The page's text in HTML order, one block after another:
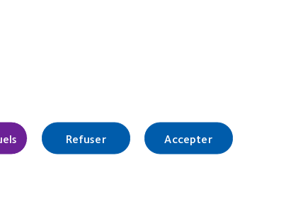
Refuser Accepter